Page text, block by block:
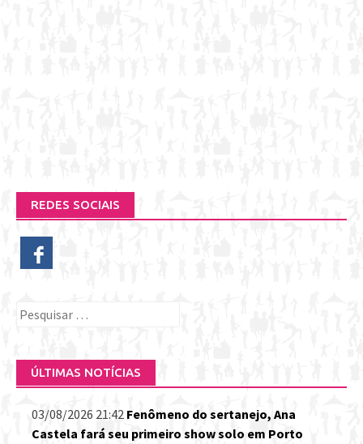
REDES SOCIAIS
Pesquisar
ÚLTIMAS NOTÍCIAS
03/08/2026 21:42 Fenômeno do sertanejo, Ana
Castela fará seu primeiro show solo em Porto